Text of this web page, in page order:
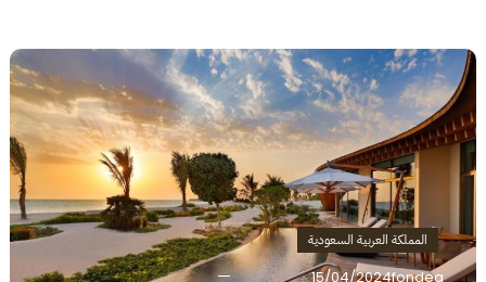
المملكة العربية السعودية
15/04/2024fondeq